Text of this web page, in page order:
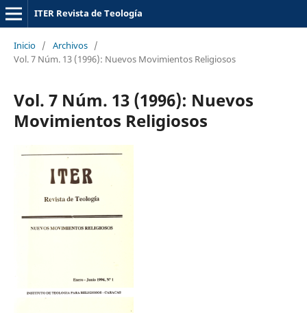
ITER Revista de Teología
Inicio / Archivos /
Vol. 7 Núm. 13 (1996): Nuevos Movimientos Religiosos
Vol. 7 Núm. 13 (1996): Nuevos
Movimientos Religiosos